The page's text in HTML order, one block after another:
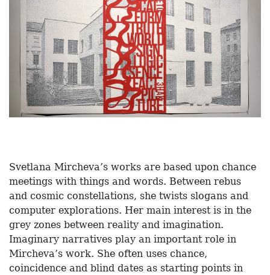
Svetlana Mircheva’s works are based upon chance
meetings with things and words. Between rebus
and cosmic constellations, she twists slogans and
computer explorations. Her main interest is in the
grey zones between reality and imagination.
Imaginary narratives play an important role in
Mircheva’s work. She often uses chance,
coincidence and blind dates as starting points in